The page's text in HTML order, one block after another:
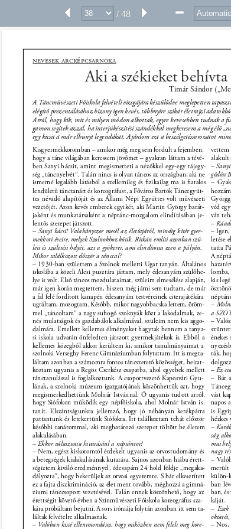
/ 48
Kisgyermekkoromban – amikor még meg sem fordult a fejemben,
hogy a tánc világában keressem jövőmet – gyakran láttam a tévé-
ben Sanyi bácsit, amint megismerteti a nézőkkel egy-egy tájegy-
ség „táncnyelvét”. Talán nincs is olyan táncos az országban, aki ne
ismerné legalább látásból a szellemileg és ﬁzikailag ma is ﬁatalos
lendületű tánctanárt és koreográfust, a Főváros Bartók Táncegyüt-
tes névadó alapítóját és az Állami Népi Együttes volt művészeti
vezetőjét. Azon kevés emberek egyikét, aki Martin György barát-
jaként és munkatársaként a néptánc-mozgalom elindításában je-
lentős szerepet játszott.
– Sanyi bácsi! Valahányszor mesél az életútjáról, mindig kitér gyer-
mekkori éveire, melyek Szolnokhoz kötik. Ritkán említi azonban szü-
leit és születési helyét, azt a gyökeret, ami elindította ezen a pályán.
Mikor találkozott először a tánccal?
– 1930-ban születtem a Szolnok melletti Ugar tanyán. Általános
iskolába a közeli Alcsi pusztára jártam, mely édesanyám szülőhe-
lye is volt. Első táncos mozdulataimat, szüleim elmesélése alapján,
már igen korán megtettem, hiszen még járni sem tudtam, de már
a fal felé fordított kanapén édesanyám testvéreinek citerajátékára
ugráltam, mozogtam. Később, mikor nagyobbacska lettem, öröm-
mel „táncoltam” a nagy suhogó szoknyák közt a lakodalmak, ze-
nés mulatságok és gazdabálok alkalmával, szüleim nem kis aggo-
dalmára. Emellett kellemes élményeket hagytak bennem a tanya-
si iskola udvarán önfeledten játszott gyermekjátékok is. Ebből a
kellemes közegből akkor kerültem ki, amikor tanulmányaimat a
szolnoki Verseghy Ferenc Gimnáziumban folytattam. Itt is megta-
láltam azonban a számomra fontos táncszerető közösséget, beirat-
koztam ugyanis a Regös Cserkész csapatba, ahol egyebek mellett
tánctanulással is foglalkoztunk. A csoportvezető Kaposvári Gyu-
lának, a szolnoki múzeum igazgatójának köszönhettük azt, hogy
megismerkedhettünk Molnár Istvánnal. Ő ugyanis tudott arról,
hogy Siófokon működik egy népfőiskola, ahol Molnár István is
tanít. Elszántságunkra jellemző, hogy jó néhányan kerékpárra
pattantunk és letekertünk Siófokra. Itt találkoztam tehát először
későbbi tanárommal, aki meghatározó szerepet töltött be életem
alakulásában.
– Ekkor választotta hivatásául a néptáncot?
– Nem, egész kiskoromtól érdekelt ugyanis az orvostudomány és
a betegségek kialakulásának kutatása. Sajnos azonban hiába érett-
ségiztem kiváló eredménnyel, édesapám 24 hold földje „megaka-
dályozta”, hogy bekerüljek az orvosi egyetemre. S bár elkeserített
ez a fajta diszkrimináció, az élet ment tovább, méghozzá a gimná-
ziumi tánccsoport vezetésével. Talán ennek köszönhető, hogy az
érettségit követő évben a Színművészeti Főiskola koreográfus sza-
kára próbáltam bejutni. A sors iróniája folytán azonban itt sem ta-
láltak felvételre alkalmasnak.
– Valóban kissé ellentmondásos, hogy miközben nem felelt meg kore-
vettem
alakult
– Sanyi
gődött
–
véd
ván
–
– Igen,
letése
tatta
A
lomba,
kis
–
a SZOT
–
énekes
ták,
– Ez
– Bár
vást
napos
is
hézkes
–
ság
mai
nagy
–
merült
külön-
ban
ban,
káját.
–
oktatói,
– Nos,
nevesek arcképcsarnoka
Aki a székieket
Timár Sándor
A Táncművészeti Főiskola felvételi vizsgájára készülődve meglepetten
elégítő prezentálásához bizony igen kevés, többnyire szikár életrajzi
Arról, hogy kik, mit és milyen módon alkottak, egyre kevesebben tudnak a
gamon segítek azzal, ha interjúkészítési szándékkal megkeresem a még élő
egy kicsit a már elhunyt legendákat. Ajánlom ezt a beszélgetéssorozatot